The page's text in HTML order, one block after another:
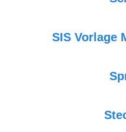
SIS Vorlage